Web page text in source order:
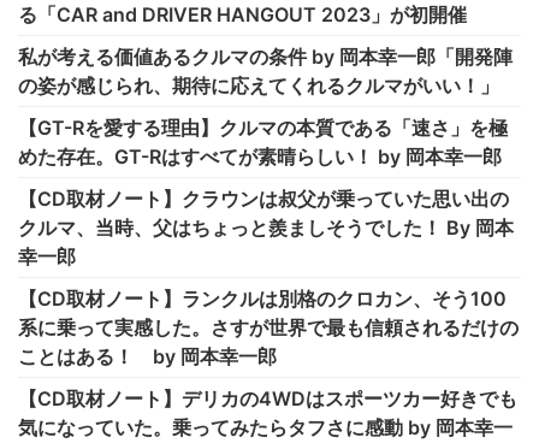
る「CAR and DRIVER HANGOUT 2023」が初開催
私が考える価値あるクルマの条件 by 岡本幸一郎「開発陣
の姿が感じられ、期待に応えてくれるクルマがいい！」
【GT-Rを愛する理由】クルマの本質である「速さ」を極
めた存在。GT-Rはすべてが素晴らしい！ by 岡本幸一郎
【CD取材ノート】クラウンは叔父が乗っていた思い出の
クルマ、当時、父はちょっと羨ましそうでした！ By 岡本
幸一郎
【CD取材ノート】ランクルは別格のクロカン、そう100
系に乗って実感した。さすが世界で最も信頼されるだけの
ことはある！ by 岡本幸一郎
【CD取材ノート】デリカの4WDはスポーツカー好きでも
気になっていた。乗ってみたらタフさに感動 by 岡本幸一